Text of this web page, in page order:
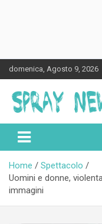
Skip
to
content
domenica, Agosto 9, 2026
Home
Spettacolo
Uomini e donne,
immagini